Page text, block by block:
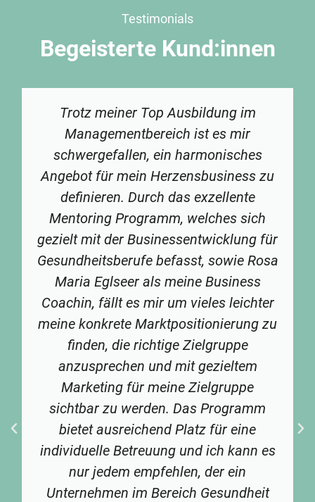
Testimonials
Begeisterte Kund:innen
Trotz meiner Top Ausbildung im
Managementbereich ist es mir
schwergefallen, ein harmonisches
Angebot für mein Herzensbusiness zu
definieren. Durch das exzellente
Mentoring Programm, welches sich
gezielt mit der Businessentwicklung für
Gesundheitsberufe befasst, sowie Rosa
Maria Eglseer als meine Business
Coachin, fällt es mir um vieles leichter
meine konkrete Marktpositionierung zu
finden, die richtige Zielgruppe
anzusprechen und mit gezieltem
Marketing für meine Zielgruppe
sichtbar zu werden. Das Programm
bietet ausreichend Platz für eine
individuelle Betreuung und ich kann es
nur jedem empfehlen, der ein
Unternehmen im Bereich Gesundheit